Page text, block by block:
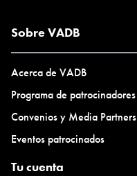
Sobre VADB
Acerca de VADB
Programa de patrocinadores
Convenios y Media Partners
Eventos patrocinados
Tu cuenta